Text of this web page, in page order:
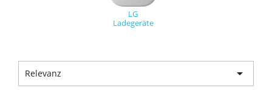
LG
Ladegeräte
Relevanz 